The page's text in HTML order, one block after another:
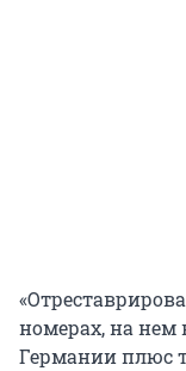
номерах, на
Германии плюс